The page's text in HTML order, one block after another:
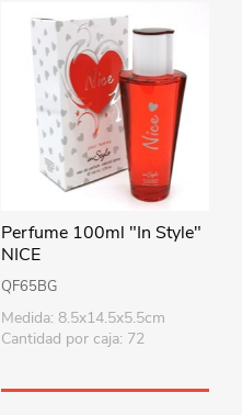
Perfume 100ml "In Style"
NICE
QF65BG
Medida: 8.5x14.5x5.5cm
Cantidad por caja: 72